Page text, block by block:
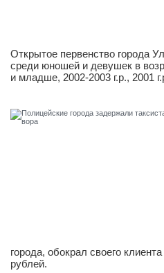
Открытое первенство города
среди юношей и девушек в
и младше, 2002-2003 г.р., 2001
города, обокрал своего
рублей.